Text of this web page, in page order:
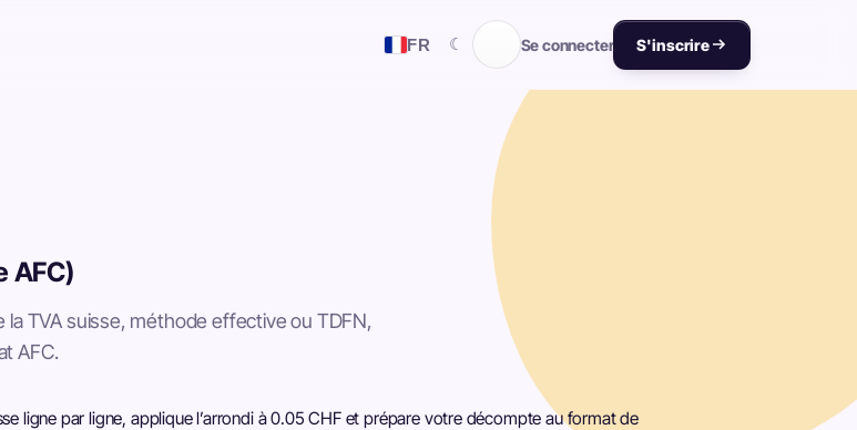
FR ☾ Se connecter S'inscrire
AFC)
la TVA suisse, méthode effective ou TDFN,
AFC.
ligne par ligne, applique l’arrondi à 0.05 CHF et prépare votre décompte au format de